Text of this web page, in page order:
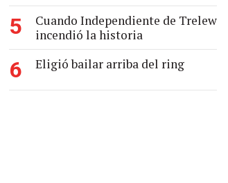
5
Cuando Independiente de Trelew
incendió la historia
6 Eligió bailar arriba del ring